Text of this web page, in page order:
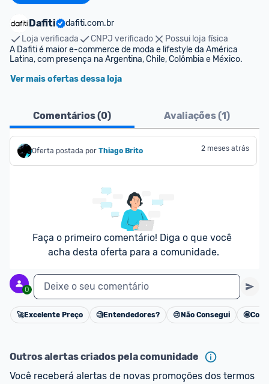
Dafiti
dafiti.com.br
Loja verificada
CNPJ verificado
Possui loja física
A Dafiti é maior e-commerce de moda e lifestyle da América
Latina, com presença na Argentina, Chile, Colômbia e México.
Ver mais ofertas dessa loja
Comentários (0) Avaliações (1)
Oferta postada por Thiago Brito 2 meses atrás
Faça o primeiro comentário! Diga o que você
acha desta oferta para a comunidade.
0 Deixe o seu comentário
Cancelar
🚀Excelente Preço 🧐Entendedores? 😢 Não Consegui 🤩
Outros alertas criados pela comunidade
Você receberá alertas de novas promoções dos termos